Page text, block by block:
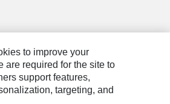
to improve your
are required for the site to
support features,
targeting, and